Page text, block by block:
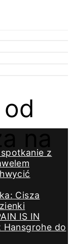
z
Cisza
IS IN
Hansgrohe do
na